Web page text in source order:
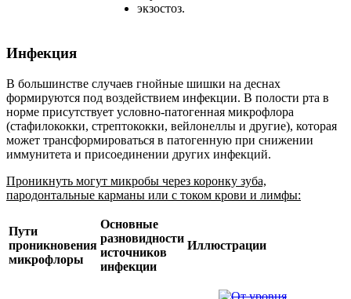
экзостоз.
Инфекция
В большинстве случаев гнойные шишки на деснах
формируются под воздействием инфекции. В полости рта в
норме присутствует условно-патогенная микрофлора
(стафилококки, стрептококки, вейлонеллы и другие), которая
может трансформироваться в патогенную при снижении
иммунитета и присоединении других инфекций.
Проникнуть могут микробы через коронку зуба,
пародонтальные карманы или с током крови и лимфы:
Пути
проникновения
микрофлоры
Основные
разновидности
источников
инфекции
Иллюстрации